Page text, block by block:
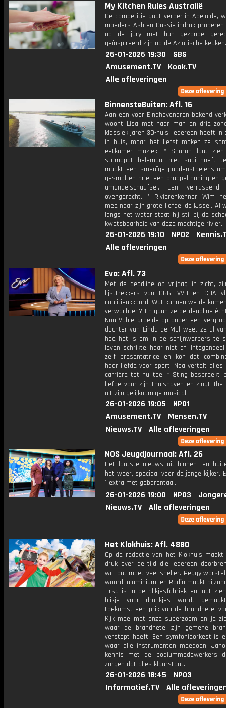
My Kitchen Rules Australië
De competitie gaat verder in Adelaide,
moeders Ash en Cassie indruk
op de jury met hun gezonde
geïnspireerd zijn op de Aziatische keuken.
26-01-2026 19:30
SBS
Amusement.TV
Kook.TV
Alle afleveringen
BinnensteBuiten: Afl. 16
Aan een voor Eindhovenaren bekend
woont Lisa met haar man en drie
klassiek jaren 30-huis. Iedereen heeft in
in huis, maar het liefst maken ze
eetkamer muziek. * Sharon laat
stamppot helemaal niet saai hoeft
maakt een smeuïge
gesmolten brie, een druppel honing en
amandelschaafsel. Een verrassend
ovengerecht. * Rivierenkenner Wim
mee naar zijn grote liefde: de IJssel. Al
langs het water staat hij stil bij de
kwetsbaarheid van deze machtige rivier.
26-01-2026 19:10 NPO2
Alle afleveringen
Eva: Afl. 73
Met de deadline op vrijdag in zicht,
lijsttrekkers van D66, VVD en CDA
coalitieakkoord. Wat kunnen we de
verwachten? En gaan ze de deadline
Noa Vahle groeide op onder een
dochter van Linda de Mol weet ze al
hoe het is om in de schijnwerpers te
leven schrikte haar niet af.
zelf presentatrice en kon dat
haar liefde voor sport. Noa vertelt alles
carrière tot nu toe. * Sting bespreekt
liefde voor zijn thuishaven en zingt The
uit zijn gelijknamige musical.
26-01-2026 19:05
NPO1
Amusement.TV
Mensen.TV
Nieuws.TV
Alle afleveringen
NOS Jeugdjournaal: Afl. 26
Het laatste nieuws uit binnen- en
het weer, speciaal voor de jonge kijker.
1 extra met gebarentaal.
26-01-2026 19:00 NPO3
Nieuws.TV
Alle afleveringen
Het Klokhuis: Afl. 4880
Op de redactie van het Klokhuis maakt
druk over de tijd die iedereen
wc, dat moet veel sneller. Peggy
woord 'aluminium' en Rodîn maakt
Tirsa is in de blikjesfabriek en laat
blikje voor drankjes wordt
toekomst een prik van de brandnetel
Kijk mee met onze superzoom en je
waar de brandnetel zijn gemene
verstopt heeft. Een symfonieorkest is
waar alle instrumenten meedoen.
kennis met de podiummedewerkers
zorgen dat alles klaarstaat.
26-01-2026 18:45
NPO3
Informatief.TV
Alle